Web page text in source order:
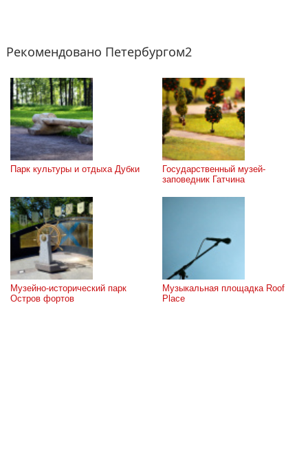
Рекомендовано Петербургом2
Парк культуры и отдыха Дубки
Государственный музей-
заповедник Гатчина
Музейно-исторический парк
Остров фортов
Музыкальная площадка Roof
Place